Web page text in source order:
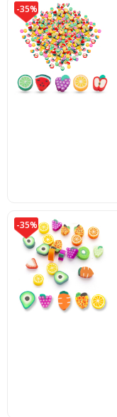
-35%
-35%